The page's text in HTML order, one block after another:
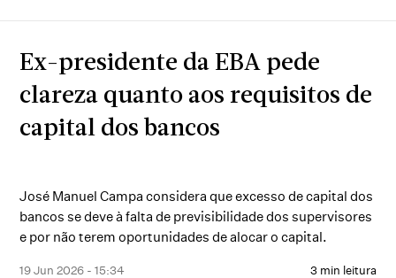
Ex-presidente da EBA pede
clareza quanto aos requisitos de
capital dos bancos
José Manuel Campa considera que excesso de capital dos
bancos se deve à falta de previsibilidade dos supervisores
e por não terem oportunidades de alocar o capital.
19 Jun 2026 - 15:34 3 min leitura